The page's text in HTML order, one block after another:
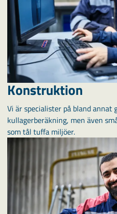
Konstruktion
Vi är specialister på bland annat
kullagerberäkning, men även
som tål tuffa miljöer.